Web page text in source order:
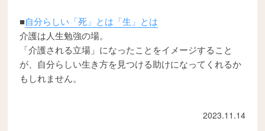
■自分らしい「死」とは「生」とは
介護は人生勉強の場。
「介護される立場」になったことをイメージすること
が、自分らしい生き方を見つける助けになってくれるか
もしれません。
2023.11.14